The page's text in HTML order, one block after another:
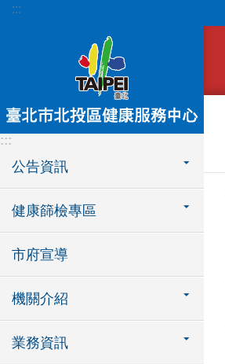
跳到主要內容區塊
:::
:::
公告資訊
健康篩檢專區
市府宣導
機關介紹
業務資訊